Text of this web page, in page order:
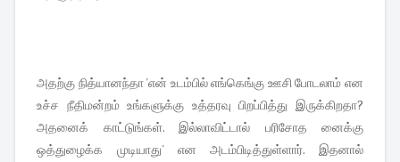
அதற்கு நித்யானந்தா 'என் உடம்பில் எங்கெங்கு ஊசி போடலாம் என
உச்ச நீதிமன்றம் உங்களுக்கு உத்தரவு பிறப்பித்து இருக்கிறதா?
அதனைக் காட்டுங்கள். இல்லாவிட்டால் பரிசோத னைக்கு
ஒத்துழைக்க முடியாது' என அடம்பிடித்துள்ளார். இதனால்